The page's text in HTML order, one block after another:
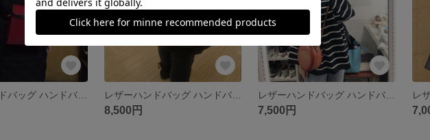
レザーハンドバッグ ハンドバッグ 本革 レディース/バックパック レザーハンドバッグ ハンドバッグ 本革 レディース/ショルダーバッグ
8,500円 7,500円